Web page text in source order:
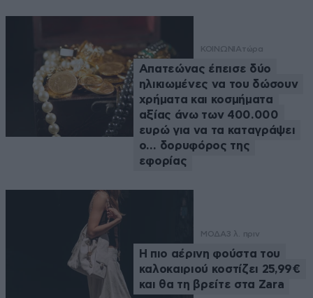
ΚΟΙΝΩΝΙΑτώρα
Απατεώνας έπεισε δύο
ηλικιωμένες να του δώσουν
χρήματα και κοσμήματα
αξίας άνω των 400.000
ευρώ για να τα καταγράψει
ο… δορυφόρος της
εφορίας
ΜΟΔΑ3 λ. πριν
Η πιο αέρινη φούστα του
καλοκαιριού κοστίζει 25,99€
και θα τη βρείτε στα Zara